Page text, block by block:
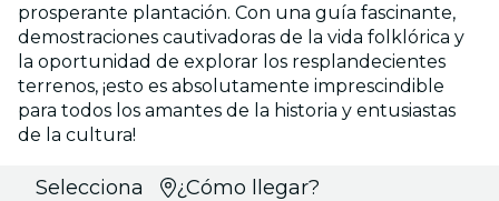
prosperante plantación. Con una guía fascinante,
demostraciones cautivadoras de la vida folklórica y
la oportunidad de explorar los resplandecientes
terrenos, ¡esto es absolutamente imprescindible
para todos los amantes de la historia y entusiastas
de la cultura!
Selecciona
¿Cómo llegar?